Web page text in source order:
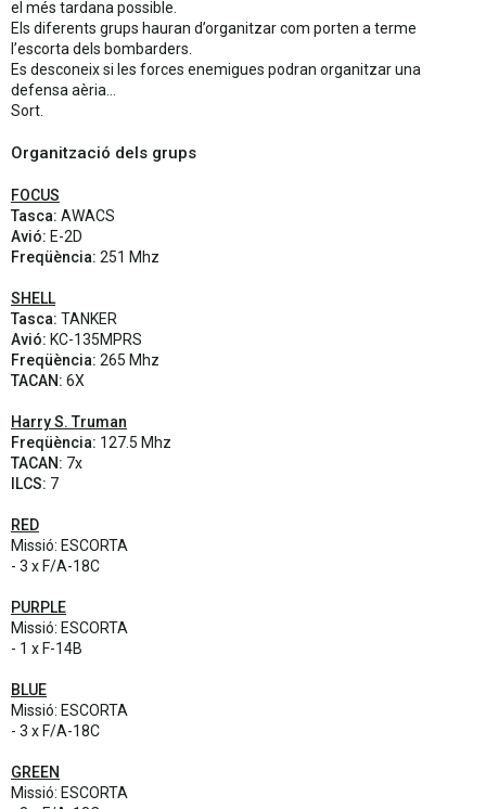
el més tardana possible.
Els diferents grups hauran d’organitzar com porten a terme
l’escorta dels bombarders.
Es desconeix si les forces enemigues podran organitzar una
defensa aèria...
Sort.
Organització dels grups
FOCUS
Tasca: AWACS
Avió: E-2D
Freqüència: 251 Mhz
SHELL
Tasca: TANKER
Avió: KC-135MPRS
Freqüència: 265 Mhz
TACAN: 6X
Harry S. Truman
Freqüència: 127.5 Mhz
TACAN: 7x
ILCS: 7
RED
Missió: ESCORTA
- 3 x F/A-18C
PURPLE
Missió: ESCORTA
- 1 x F-14B
BLUE
Missió: ESCORTA
- 3 x F/A-18C
GREEN
Missió: ESCORTA